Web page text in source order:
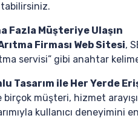
Fazla Müşteriye Ulaşın
Firması Web Sitesi,
servisi” gibi anahtar
Tasarım ile Her Yerde
birçok müşteri, hizmet
kullanıcı deneyimini